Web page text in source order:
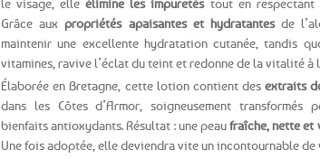
le visage, elleélimine les impuretéstout en respectant
Grâce auxpropriétés apaisantes et hydratantesde
maintenir une excellente hydratation cutanée, tandis
vitamines, ravive l’éclat du teint et redonne de la vitalité à
Élaborée en Bretagne, cette lotion contient des extraits
dans les Côtes d’Armor, soigneusement transformés
bienfaits antioxydants. Résultat : une peaufraîche, nette et
Une fois adoptée, elle deviendra vite un incontournable